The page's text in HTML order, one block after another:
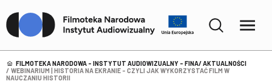
FILMOTEKA NARODOWA – INSTYTUT AUDIOWIZUALNY - FINA AKTUALNOŚCI
WEBINARIUM | HISTORIA NA EKRANIE – CZYLI JAK WYKORZYSTAĆ FILM W
NAUCZANIU HISTORII